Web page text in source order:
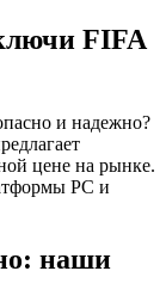
FIFA
и надежно?
цене на рынке.
PC и
наши